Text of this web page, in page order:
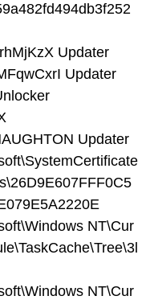
Updater
Updater
Updater
NT\Cur
NT\Cur